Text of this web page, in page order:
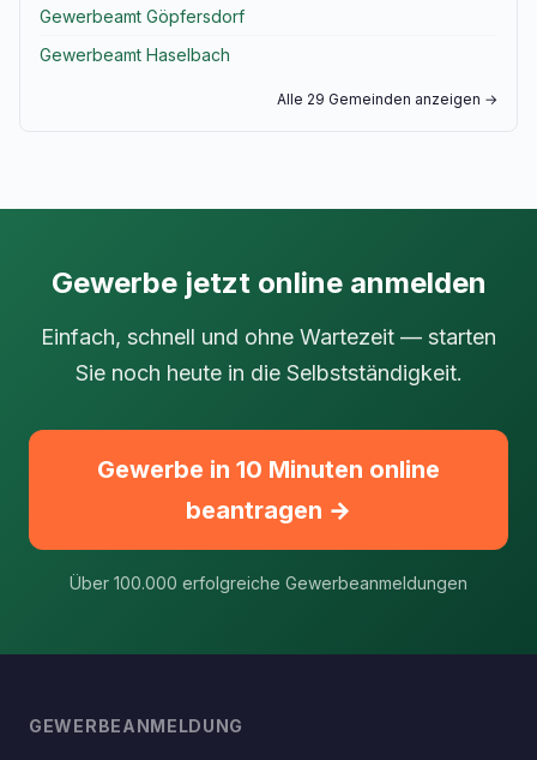
Gewerbeamt Göpfersdorf
Gewerbeamt Haselbach
Alle 29 Gemeinden anzeigen →
Gewerbe jetzt online anmelden
Einfach, schnell und ohne Wartezeit — starten
Sie noch heute in die Selbstständigkeit.
Gewerbe in 10 Minuten online
beantragen →
Über 100.000 erfolgreiche Gewerbeanmeldungen
GEWERBEANMELDUNG